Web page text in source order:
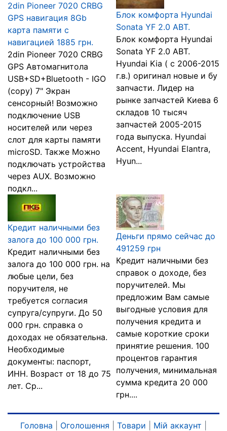
2din Pioneer 7020 CRBG
GPS навигация 8Gb
карта памяти c
навигацией 1885 грн.
2din Pioneer 7020 CRBG
GPS Автомагнитола
USB+SD+Bluetooth - IGO
(copy) 7" Экран
сенсорный! Возможно
подключение USB
носителей или через
слот для карты памяти
microSD. Также Можно
подключать устройства
через AUX. Возможно
подкл...
Блок комфорта Hyundai
Sonata YF 2.0 АВТ.
Блок комфорта Hyundai
Sonata YF 2.0 АВТ.
Hyundai Kia ( с 2006-2015
г.в.) оригинал новые и бу
запчасти. Лидер на
рынке запчастей Киева 6
складов 10 тысяч
запчастей 2005-2015
года выпуска. Hyundai
Accent, Hyundai Elantra,
Hyun...
Кредит наличными без
залога до 100 000 грн.
Кредит наличными без
залога до 100 000 грн. на
любые цели, без
поручителя, не
требуется согласия
супруга/супруги. До 50
000 грн. справка о
доходах не обязательна.
Необходимые
документы: паспорт,
ИНН. Возраст от 18 до 75
лет. Ср...
Деньги прямо сейчас до
491259 грн
Кредит наличными без
справок о доходе, без
поручителей. Мы
предложим Вам самые
выгодные условия для
получения кредита и
самые короткие сроки
принятие решения. 100
процентов гарантия
получения, минимальная
сумма кредита 20 000
грн....
Головна Оголошення Товари Мій аккаунт